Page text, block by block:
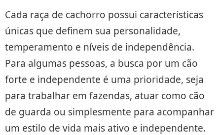
Cada raça de cachorro possui características
únicas que definem sua personalidade,
temperamento e níveis de independência.
Para algumas pessoas, a busca por um cão
forte e independente é uma prioridade, seja
para trabalhar em fazendas, atuar como cão
de guarda ou simplesmente para acompanhar
um estilo de vida mais ativo e independente.